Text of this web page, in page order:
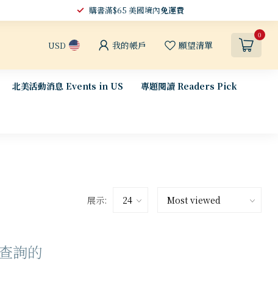
購書滿$65 美國境內免運費
USD 我的帳戶 願望清單
0
北美活動消息 Events in US 專題閱讀 Readers Pick
展示:
詢的